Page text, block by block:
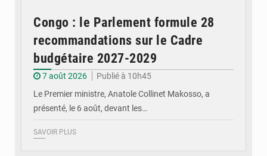
Congo : le Parlement formule 28
recommandations sur le Cadre
budgétaire 2027-2029
7 août 2026
Publié à 10h45
Le Premier ministre, Anatole Collinet Makosso, a
présenté, le 6 août, devant les…
SAVOIR PLUS